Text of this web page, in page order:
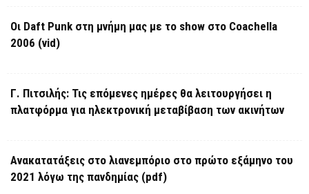
Οι Daft Punk στη μνήμη μας με το show στο Coachella
2006 (vid)
Γ. Πιτσιλής: Τις επόμενες ημέρες θα λειτουργήσει η
πλατφόρμα για ηλεκτρονική μεταβίβαση των ακινήτων
Ανακατατάξεις στο λιανεμπόριο στο πρώτο εξάμηνο του
2021 λόγω της πανδημίας (pdf)